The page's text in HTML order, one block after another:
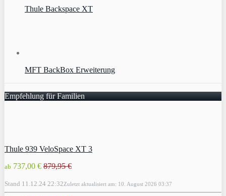
Thule Backspace XT
MFT BackBox Erweiterung
Empfehlung für Familien
Thule 939 VeloSpace XT 3
ab 737,00 € 879,95 €
Stand 11.12.24 22:32Zuletzt aktualisiert am: 10. August 2026 03:37